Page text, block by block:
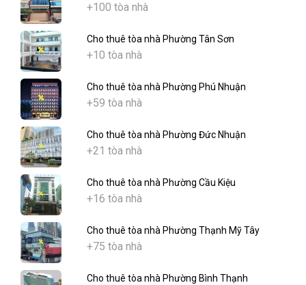
+100 tòa nhà
Cho thuê tòa nhà Phường Tân Sơn
+10 tòa nhà
Cho thuê tòa nhà Phường Phú Nhuận
+59 tòa nhà
Cho thuê tòa nhà Phường Đức Nhuận
+21 tòa nhà
Cho thuê tòa nhà Phường Cầu Kiệu
+16 tòa nhà
Cho thuê tòa nhà Phường Thạnh Mỹ Tây
+75 tòa nhà
Cho thuê tòa nhà Phường Bình Thạnh